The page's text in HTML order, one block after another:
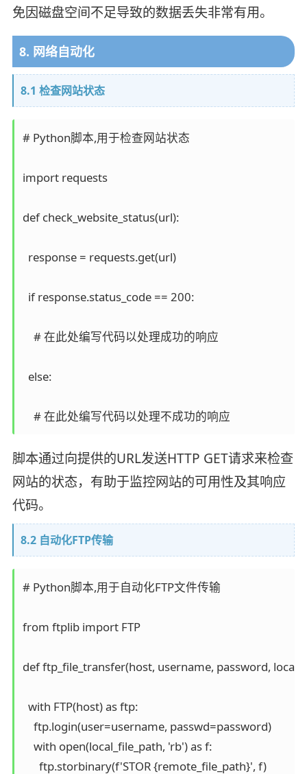
免因磁盘空间不足导致的数据丢失非常有用。
8. 网络自动化
8.1 检查网站状态
# Python脚本,用于检查网站状态
import requests
def check_website_status(url):
  response = requests.get(url)
  if response.status_code == 200:
    # 在此处编写代码以处理成功的响应
  else:
脚本通过向提供的URL发送HTTP GET请求来检查
网站的状态，有助于监控网站的可用性及其响应
代码。
8.2 自动化FTP传输
# Python脚本,用于自动化FTP文件传输
from ftplib import FTP
def ftp_file_transfer(host, username, password,
  with FTP(host) as ftp:
    ftp.login(user=username, passwd=password)
    with open(local_file_path, 'rb') as f:
      ftp.storbinary(f'STOR {remote_file_path}', f)